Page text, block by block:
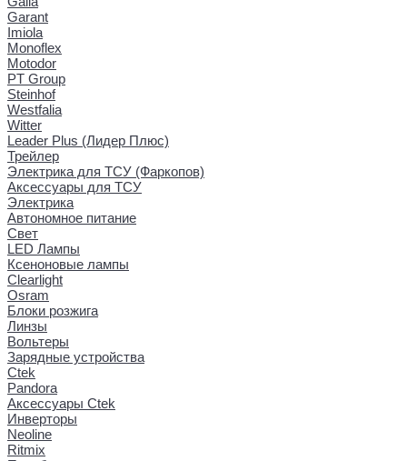
Garant
Imiola
Monoflex
Motodor
PT Group
Steinhof
Westfalia
Witter
Leader Plus (Лидер Плюс)
Трейлер
Электрика для ТСУ (Фаркопов)
Аксессуары для ТСУ
Электрика
Автономное питание
Свет
LED Лампы
Ксеноновые лампы
Clearlight
Osram
Блоки розжига
Линзы
Вольтеры
Зарядные устройства
Ctek
Pandora
Аксессуары Ctek
Инверторы
Neoline
Ritmix